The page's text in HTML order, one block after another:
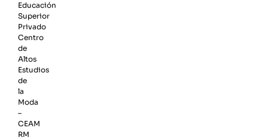
Educación
Superior
Privado
Centro
de
Altos
Estudios
de
la
Moda
–
CEAM
RM